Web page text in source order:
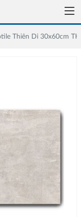
Thiên Di 30x60cm